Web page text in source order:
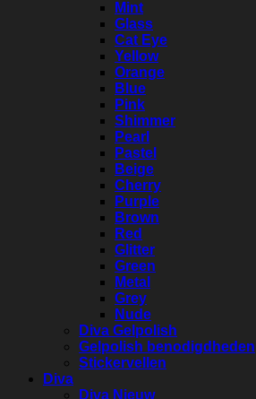
Mint
Glass
Cat Eye
Yellow
Orange
Blue
Pink
Shimmer
Pearl
Pastel
Beige
Cherry
Purple
Brown
Red
Glitter
Green
Metal
Grey
Nude
Diva Gelpolish
Gelpolish benodigdheden
Stickervellen
Diva
Diva Nieuw